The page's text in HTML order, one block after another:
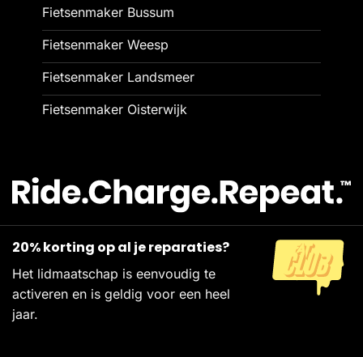
Fietsenmaker Bussum
Fietsenmaker Weesp
Fietsenmaker Landsmeer
Fietsenmaker Oisterwijk
20% korting op al je reparaties?
Het lidmaatschap is eenvoudig te
activeren en is geldig voor een heel
jaar.